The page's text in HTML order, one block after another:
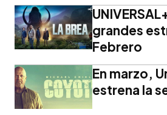
grandes
Febrero
En marzo,
estrena la